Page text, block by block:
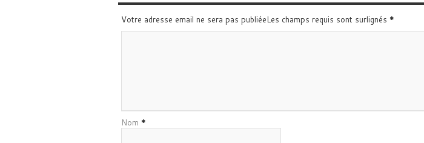
Votre adresse email ne sera pas publiéeLes champs requis sont surlignés *
Nom *